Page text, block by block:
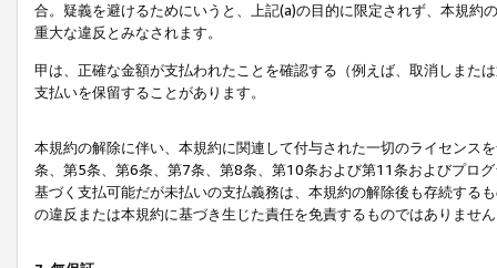
合。疑義を避けるためにいうと、上記(a)の目的に限定されず、本規
重大な違反とみなされます。
甲は、正確な金額が支払われたことを確認する（例えば、取消しまた
支払いを保留することがあります。
本規約の解除に伴い、本規約に関連して付与された一切のライセンス
条、第5条、第6条、第7条、第8条、第10条および第11条およびプロ
基づく支払可能だが未払いの支払義務は、本規約の解除後も存続する
の違反または本規約に基づき生じた責任を免責するものではありませ